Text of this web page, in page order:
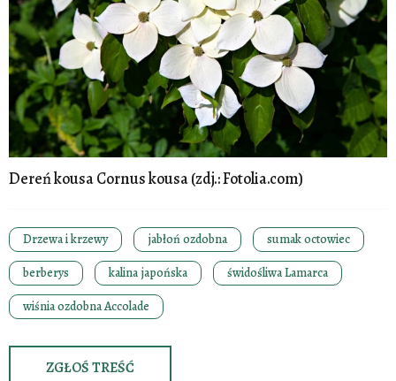
Dereń kousa Cornus kousa (zdj.: Fotolia.com)
Drzewa i krzewy jabłoń ozdobna
sumak octowiec
berberys
kalina japońska
świdośliwa Lamarca
wiśnia ozdobna Accolade
ZGŁOŚ TREŚĆ